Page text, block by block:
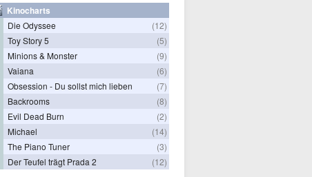
Kinocharts
Die Odyssee
(12)
Toy Story 5
(5)
Minions & Monster
(9)
Vaiana
(6)
Obsession - Du sollst mich lieben
(7)
Backrooms
(8)
Evil Dead Burn
(2)
Michael
(14)
The Piano Tuner
(3)
Der Teufel trägt Prada 2 (12)